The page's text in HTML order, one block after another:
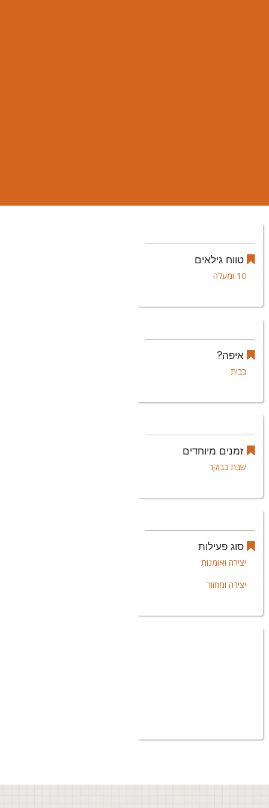
טווח גילאים
10 ומעלה
איפה?
בבית
זמנים מיוחדים
שבת בבוקר
סוג פעילות
יצירה ואומנות
יצירה ומחזור